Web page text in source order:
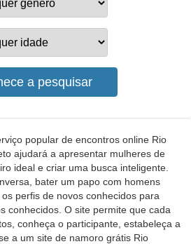
popular de encontros online Rio
ajudará a apresentar mulheres de
ideal e criar uma busca inteligente.
bater um papo com homens
perfis de novos conhecidos para
conhecidos. O site permite que cada
conheça o participante, estabeleça a
a um site de namoro grátis Rio